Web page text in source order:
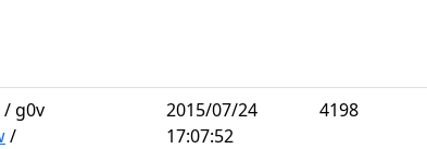
/ g0v
/
2015/07/24
17:07:52
4198